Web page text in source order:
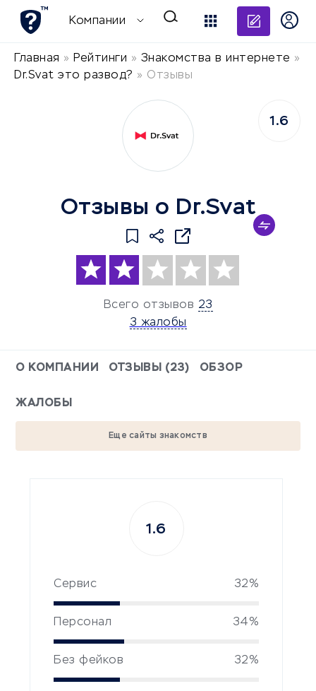
Компании
Главная » Рейтинги » Знакомства в интернете »
Dr.Svat это развод? » Отзывы
Отзывы о Dr.Svat
Всего отзывов 23
3 жалобы
1.6
О КОМПАНИИ ОТЗЫВЫ (23) ОБЗОР
ЖАЛОБЫ
Еще сайты знакомств
Сервис 32%
Персонал 34%
Без фейков 32%
1.6